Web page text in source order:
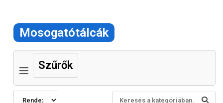
Mosogatótálcák
Szűrők